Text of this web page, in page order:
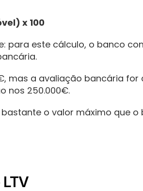
x 100
para este cálculo, o banco
mas a avaliação bancária for
nos 250.000€.
o valor máximo que